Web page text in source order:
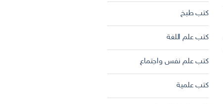
كتب طبخ
كتب علم اللغة
كتب علم نفس واجتماع
كتب علمية